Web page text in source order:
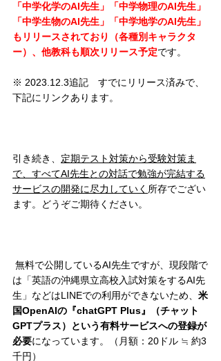
「中学化学のAI先生」「中学物理のAI先生」
「中学生物のAI先生」「中学地学のAI先生」
もリリースされており（各種別キャラクタ
ー）、他教科も順次リリース予定です。
※ 2023.12.3追記　すでにリリース済みで、
下記にリンクあります。
引き続き、 定期テスト対策から受験対策ま
で、すべてAI先生との対話で勉強が完結する
サービスの開発に尽力していく 所存でござい
ます。どうぞご期待ください。
無料で公開しているAI先生ですが、現段階で
は「英語の沖縄県立高校入試対策をするAI先
生」などはLINEでの利用ができないため、 米
国OpenAIの『chatGPT Plus』（チャット
GPTプラス）という有料サービスへの登録が
必要になっています。（月額：20ドル ≒ 約3
千円）